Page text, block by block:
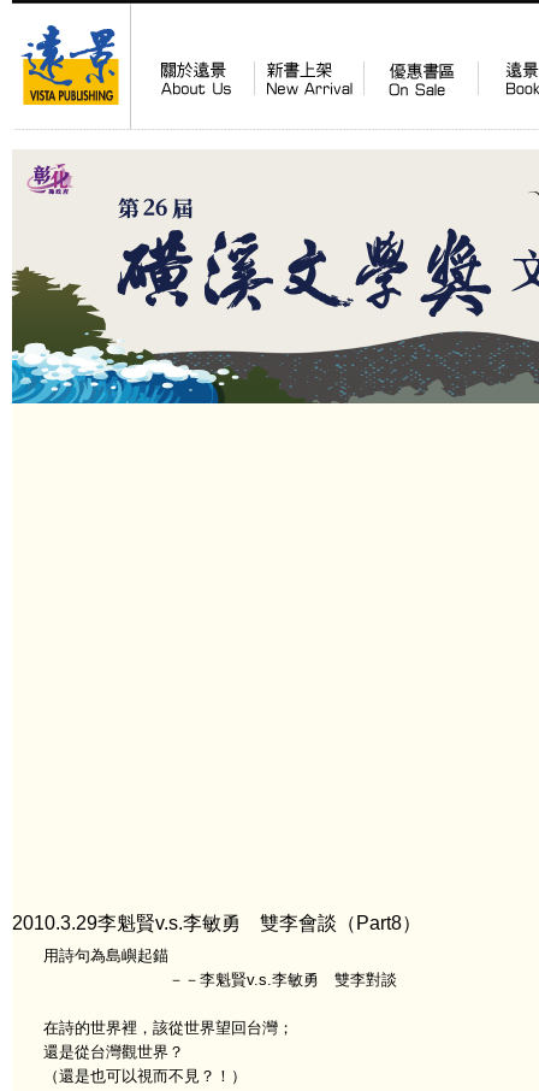
2010.3.29李魁賢v.s.李敏勇 雙李會談（Part8）
用詩句為島嶼起錨
－－李魁賢v.s.李敏勇 雙李對談
在詩的世界裡，該從世界望回台灣；
還是從台灣觀世界？
（還是也可以視而不見？！）